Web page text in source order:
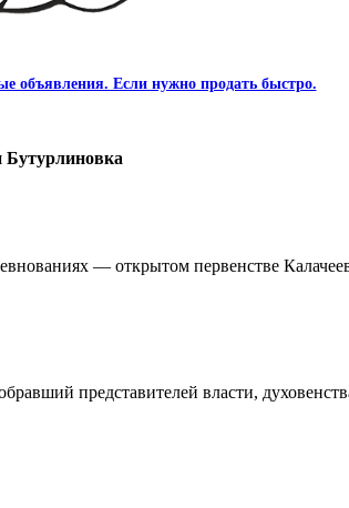
объявления. Если нужно продать быстро.
Бутурлиновка
— открытом первенстве
представителей власти,